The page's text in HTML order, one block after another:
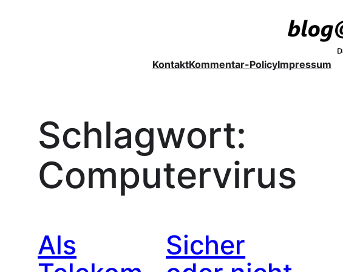
KontaktKommentar-PolicyImpressum
Schlagwort:
Computervirus
Als
Sicher